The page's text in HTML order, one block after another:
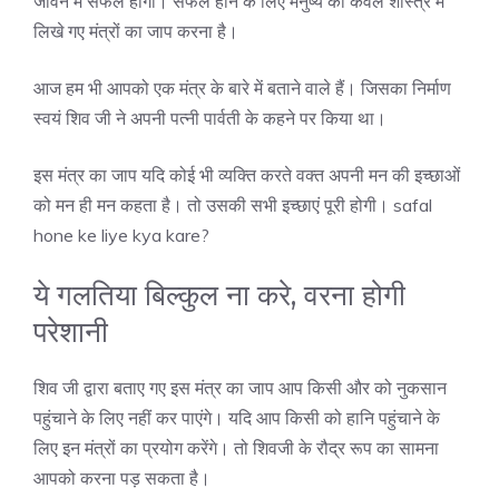
लिखे गए मंत्रों का जाप करना है।
आज हम भी आपको एक मंत्र के बारे में बताने वाले हैं। जिसका निर्माण
स्वयं शिव जी ने अपनी पत्नी पार्वती के कहने पर किया था।
इस मंत्र का जाप यदि कोई भी व्यक्ति करते वक्त अपनी मन की इच्छाओं
को मन ही मन कहता है। तो उसकी सभी इच्छाएं पूरी होगी। safal
hone ke liye kya kare?
ये गलतिया बिल्कुल ना करे, वरना होगी
परेशानी
शिव जी द्वारा बताए गए इस मंत्र का जाप आप किसी और को नुकसान
पहुंचाने के लिए नहीं कर पाएंगे। यदि आप किसी को हानि पहुंचाने के
लिए इन मंत्रों का प्रयोग करेंगे। तो शिवजी के रौद्र रूप का सामना
आपको करना पड़ सकता है।